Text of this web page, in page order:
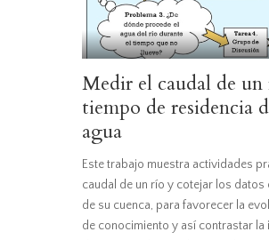
Medir el caudal de
tiempo de residencia
agua
Este trabajo muestra actividades
caudal de un río y cotejar los
de su cuenca, para favorecer la
de conocimiento y así contrastar la